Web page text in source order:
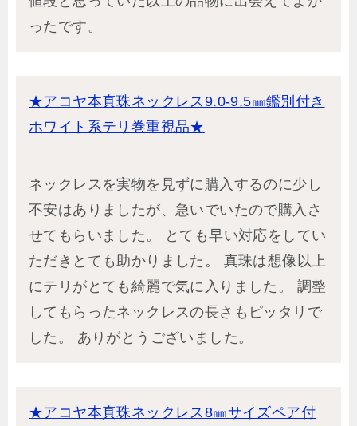
ったです。
★アコヤ本真珠ネックレス9.0-9.5㎜鑑別付き
ホワイト系テリ巻重視品★
ネックレスを実物を見ずに購入するのに少し
不安はありましたが、急いでいたので購入さ
せてもらいました。 とても早い対応をしてい
ただきとても助かりました。 真珠は想像以上
にテリがとても綺麗で気に入りました。 調整
してもらったネックレスの長さもピッタリで
した。 ありがとうございました。
★アコヤ本真珠ネックレス8㎜サイズペア付